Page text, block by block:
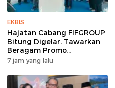
EKBIS
Hajatan Cabang FIFGROUP
Bitung Digelar, Tawarkan
Beragam Promo
Pembiayaan untuk Warga
7 jam yang lalu